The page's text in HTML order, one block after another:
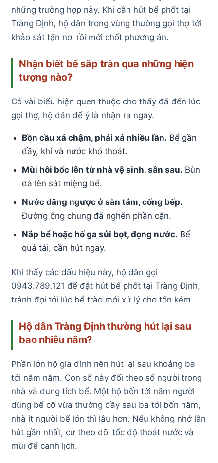
những trường hợp này. Khi cần hút bể phốt tại
Tràng Định, hộ dân trong vùng thường gọi thợ tới
khảo sát tận nơi rồi mới chốt phương án.
Nhận biết bể sắp tràn qua những hiện
tượng nào?
Có vài biểu hiện quen thuộc cho thấy đã đến lúc
gọi thợ, hộ dân để ý là nhận ra ngay.
Bồn cầu xả chậm, phải xả nhiều lần. Bể gần
đầy, khí và nước khó thoát.
Mùi hôi bốc lên từ nhà vệ sinh, sân sau. Bùn
đã lên sát miệng bể.
Nước dâng ngược ở sàn tắm, cống bếp.
Đường ống chung đã nghẽn phần cặn.
Nắp bể hoặc hố ga sủi bọt, đọng nước. Bể
quá tải, cần hút ngay.
Khi thấy các dấu hiệu này, hộ dân gọi
0943.789.121 để đặt hút bể phốt tại Tràng Định,
tránh đợi tới lúc bể trào mới xử lý cho tốn kém.
Hộ dân Tràng Định thường hút lại sau
bao nhiêu năm?
Phần lớn hộ gia đình nên hút lại sau khoảng ba
tới năm năm. Con số này đổi theo số người trong
nhà và dung tích bể. Một hộ bốn tới năm người
dùng bể cỡ vừa thường đầy sau ba tới bốn năm,
nhà ít người bể lớn thì lâu hơn. Nếu không nhớ lần
hút gần nhất, cứ theo dõi tốc độ thoát nước và
mùi để canh lịch.